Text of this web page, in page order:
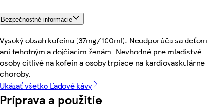
Bezpečnostné informácie
Vysoký obsah kofeínu (37mg/100ml). Neodporúča sa deťom
ani tehotným a dojčiacim ženám. Nevhodné pre mladistvé
osoby citlivé na kofeín a osoby trpiace na kardiovaskulárne
choroby.
Ukázať všetko Ľadové kávy
Príprava a použitie